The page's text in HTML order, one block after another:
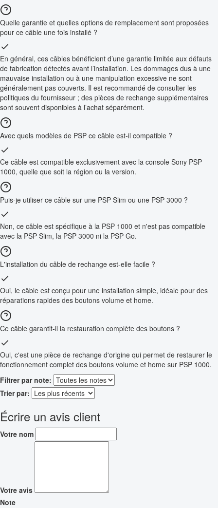
Quelle garantie et quelles options de remplacement sont proposées
pour ce câble une fois installé ?
En général, ces câbles bénéficient d’une garantie limitée aux défauts
de fabrication détectés avant l’installation. Les dommages dus à une
mauvaise installation ou à une manipulation excessive ne sont
généralement pas couverts. Il est recommandé de consulter les
politiques du fournisseur ; des pièces de rechange supplémentaires
sont souvent disponibles à l’achat séparément.
Avec quels modèles de PSP ce câble est-il compatible ?
Ce câble est compatible exclusivement avec la console Sony PSP
1000, quelle que soit la région ou la version.
Puis-je utiliser ce câble sur une PSP Slim ou une PSP 3000 ?
Non, ce câble est spécifique à la PSP 1000 et n'est pas compatible
avec la PSP Slim, la PSP 3000 ni la PSP Go.
L'installation du câble de rechange est-elle facile ?
Oui, le câble est conçu pour une installation simple, idéale pour des
réparations rapides des boutons volume et home.
Ce câble garantit-il la restauration complète des boutons ?
Oui, c'est une pièce de rechange d'origine qui permet de restaurer le
fonctionnement complet des boutons volume et home sur PSP 1000.
Filtrer par note:
Trier par:
Écrire un avis client
Votre nom
Votre avis
Note